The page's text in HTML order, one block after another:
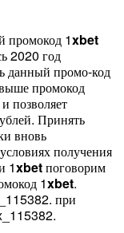
промокод 1xbet
2020 год
данный промо-код
промокод
и позволяет
Принять
вновь
получения
1xbetпоговорим
1xbet.
при